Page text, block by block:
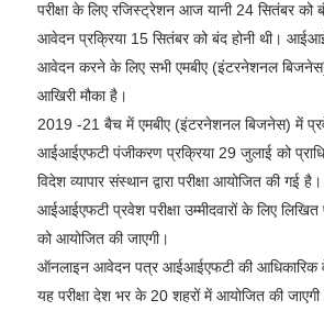
परीक्षा के लिए रजिस्ट्रेशन आज यानी 24 सितंबर
आवेदन प्रक्रिया 15 सितंबर को बंद होनी थी।
आवेदन करने के लिए सभी एमबीए (इंटरनेशनल बिजनेस)
आखिरी मौका है।
2019 -21 बैच में एमबीए (इंटरनेशनल बिजनेस) में
आईआईएफटी पंजीकरण प्रक्रिया 29 जुलाई को
विदेश व्यापार संस्थान द्वारा परीक्षा आयोजित की गई है।
आईआईएफटी प्रवेश परीक्षा उम्मीदवारों के लिए लिखित
को आयोजित की जाएगी।
ऑनलाइन आवेदन पत्र आईआईएफटी की आधिकारिक
यह परीक्षा देश भर के 20 शहरों में आयोजित की